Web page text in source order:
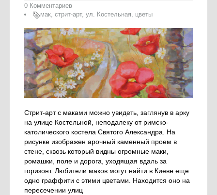
0 Комментариев
мак, стрит-арт, ул. Костельная, цветы
Стрит-арт с маками можно увидеть, заглянув в арку
на улице Костельной, неподалеку от римско-
католического костела Святого Александра. На
рисунке изображен арочный каменный проем в
стене, сквозь который видны огромные маки,
ромашки, поле и дорога, уходящая вдаль за
горизонт. Любители маков могут найти в Киеве еще
одно граффити с этими цветами. Находится оно на
пересечении улиц